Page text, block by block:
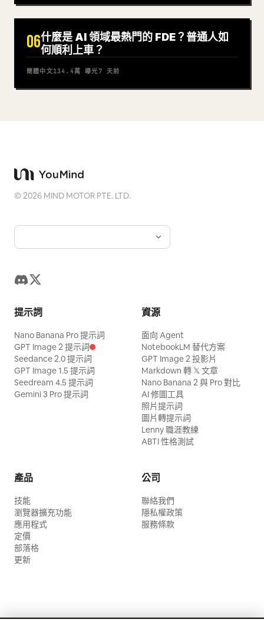
06什麼是 AI 領域最熱門的 FDE？普通人如
何順利上車？
簡體中文134.4萬 曝光7 天前
©2026 MIND MOTOR PTE. LTD.
提示詞
Nano Banana Pro 提示詞
GPT Image 2 提示詞
Seedance 2.0 提示詞
GPT Image 1.5 提示詞
Seedream 4.5 提示詞
Gemini 3 Pro 提示詞
資源
面向 Agent
NotebookLM 替代方案
GPT Image 2 投影片
Markdown 轉 𝕏 文章
Nano Banana 2 與 Pro 對比
AI 修圖工具
照片提示詞
圖片轉提示詞
Lenny 職涯教練
ABTI 性格測試
產品
技能
瀏覽器擴充功能
應用程式
定價
部落格
更新
公司
聯絡我們
隱私權政策
服務條款